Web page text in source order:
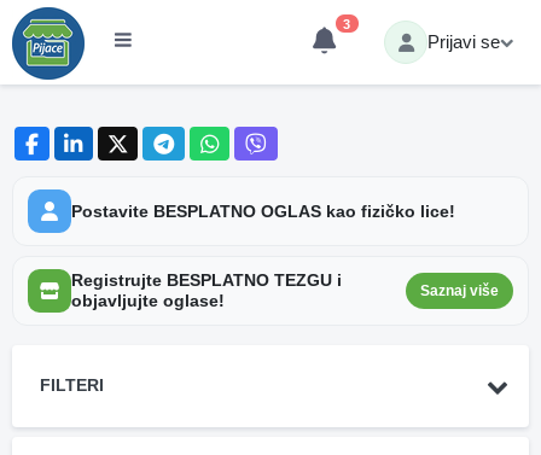
3
Prijavi se
Postavite BESPLATNO OGLAS kao fizičko lice!
Registrujte BESPLATNO TEZGU i
objavljujte oglase!
Saznaj više
FILTERI